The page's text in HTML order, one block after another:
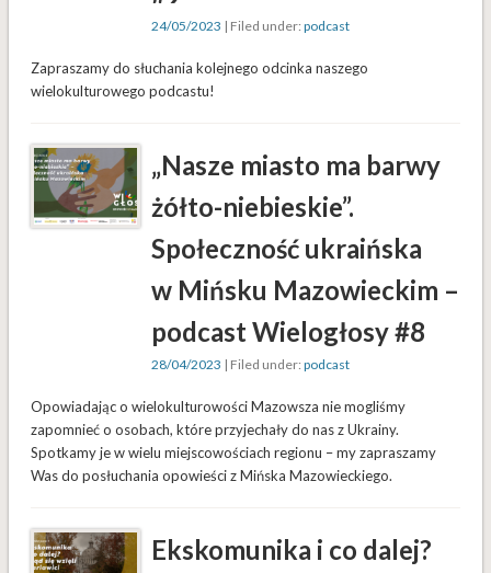
24/05/2023 | Filed under:podcast
Zapraszamy do słuchania kolejnego odcinka naszego
wielokulturowego podcastu!
„Nasze miasto ma barwy
żółto-niebieskie”.
Społeczność ukraińska
w Mińsku Mazowieckim –
podcast Wielogłosy #8
28/04/2023 | Filed under:podcast
Opowiadając o wielokulturowości Mazowsza nie mogliśmy
zapomnieć o osobach, które przyjechały do nas z Ukrainy.
Spotkamy je w wielu miejscowościach regionu – my zapraszamy
Was do posłuchania opowieści z Mińska Mazowieckiego.
Ekskomunika i co dalej?